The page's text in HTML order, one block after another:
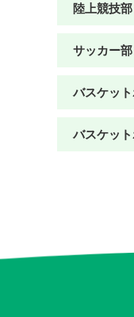
陸上競技部
サッカー部
バスケット
バスケット